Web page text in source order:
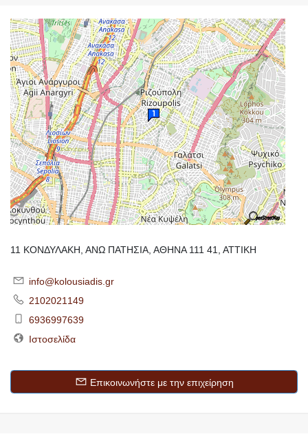
11 ΚΟΝΔΥΛΑΚΗ, ΑΝΩ ΠΑΤΗΣΙΑ, ΑΘΗΝΑ 111 41, ΑΤΤΙΚΗ
info@kolousiadis.gr
2102021149
6936997639
Ιστοσελίδα
Επικοινωνήστε με την επιχείρηση